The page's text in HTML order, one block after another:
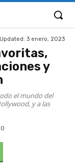
Updated: 3 enero, 2023
y
el mundo del
y a las
0